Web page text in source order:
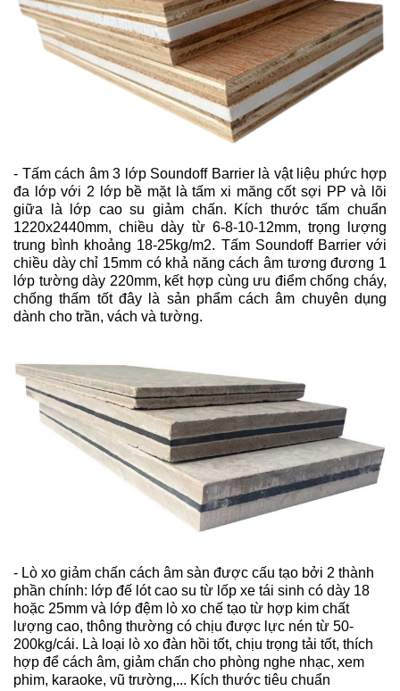
- Tấm cách âm 3 lớp Soundoff Barrier là vật liệu phức hợp
đa lớp với 2 lớp bề mặt là tấm xi măng cốt sợi PP và lõi
giữa là lớp cao su giảm chấn. Kích thước tấm chuẩn
1220x2440mm, chiều dày từ 6-8-10-12mm, trọng lượng
trung bình khoảng 18-25kg/m2. Tấm Soundoff Barrier với
chiều dày chỉ 15mm có khả năng cách âm tương đương 1
lớp tường dày 220mm, kết hợp cùng ưu điểm chống cháy,
chống thấm tốt đây là sản phẩm cách âm chuyên dụng
dành cho trần, vách và tường.
- Lò xo giảm chấn cách âm sàn được cấu tạo bởi 2 thành
phần chính: lớp đế lót cao su từ lốp xe tái sinh có dày 18
hoặc 25mm và lớp đệm lò xo chế tạo từ hợp kim chất
lượng cao, thông thường có chịu được lực nén từ 50-
200kg/cái. Là loại lò xo đàn hồi tốt, chịu trọng tải tốt, thích
hợp để cách âm, giảm chấn cho phòng nghe nhạc, xem
phim, karaoke, vũ trường,... Kích thước tiêu chuẩn